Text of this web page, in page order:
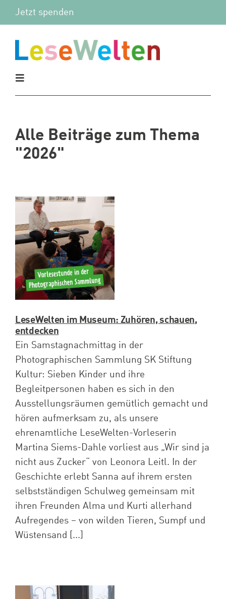
Zum
Jetzt spenden
Toggle
Vor Ort
Wir
Spenden
Projekte
Alle Beiträge zum Thema
"2026"
LeseWelten im Museum: Zuhören, schauen,
entdecken
Ein Samstagnachmittag in der
Photographischen Sammlung SK Stiftung
Kultur: Sieben Kinder und ihre
Begleitpersonen haben es sich in den
Ausstellungsräumen gemütlich gemacht und
hören aufmerksam zu, als unsere
ehrenamtliche LeseWelten-Vorleserin
Martina Siems-Dahle vorliest aus „Wir sind ja
nicht aus Zucker“ von Leonora Leitl. In der
Geschichte erlebt Sanna auf ihrem ersten
selbstständigen Schulweg gemeinsam mit
ihren Freunden Alma und Kurti allerhand
Aufregendes – von wilden Tieren, Sumpf und
Wüstensand [...]